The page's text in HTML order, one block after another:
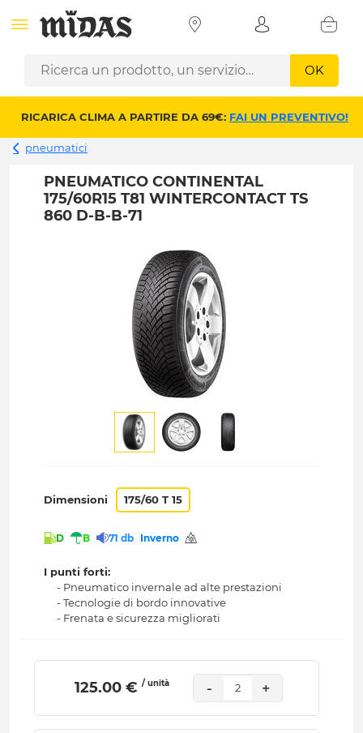
OK
RICARICA CLIMA A PARTIRE DA 69€: FAI UN PREVENTIVO!
pneumatici
PNEUMATICO CONTINENTAL
175/60R15 T81 WINTERCONTACT TS
860 D-B-B-71
Dimensioni 175/60 T 15
D B 71 db Inverno
I punti forti:
- Pneumatico invernale ad alte prestazioni
- Tecnologie di bordo innovative
- Frenata e sicurezza migliorati
125.00 € / unità - 2 +